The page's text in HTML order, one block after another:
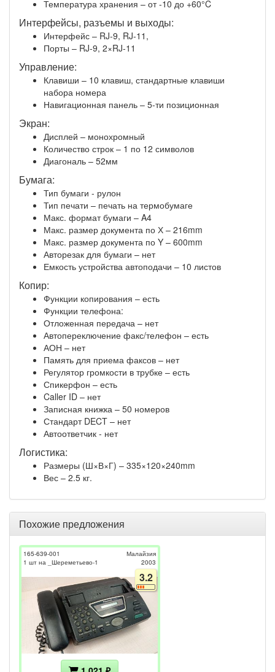
Температура хранения – от -10 до +60°C
Интерфейсы, разъемы и выходы:
Интерфейс – RJ-9, RJ-11,
Порты – RJ-9, 2×RJ-11
Управление:
Клавиши – 10 клавиш, стандартные клавиши
набора номера
Навигационная панель – 5-ти позиционная
Экран:
Дисплей – монохромный
Количество строк – 1 по 12 символов
Диагональ – 52мм
Бумага:
Тип бумаги - рулон
Тип печати – печать на термобумаге
Макс. формат бумаги – A4
Макс. размер документа по Х – 216mm
Макс. размер документа по Y – 600mm
Авторезак для бумаги – нет
Емкость устройства автоподачи – 10 листов
Копир:
Функции копирования – есть
Функции телефона:
Отложенная передача – нет
Автопереключение факс/телефон – есть
АОН – нет
Память для приема факсов – нет
Регулятор громкости в трубке – есть
Спикерфон – есть
Caller ID – нет
Записная книжка – 50 номеров
Стандарт DECT – нет
Автоответчик - нет
Логистика:
Размеры (Ш×В×Г) – 335×120×240mm
Вес – 2.5 кг.
Похожие предложения
165-639-001
1 шт на _Шереметьево-1
Малайзия
2003
3.2